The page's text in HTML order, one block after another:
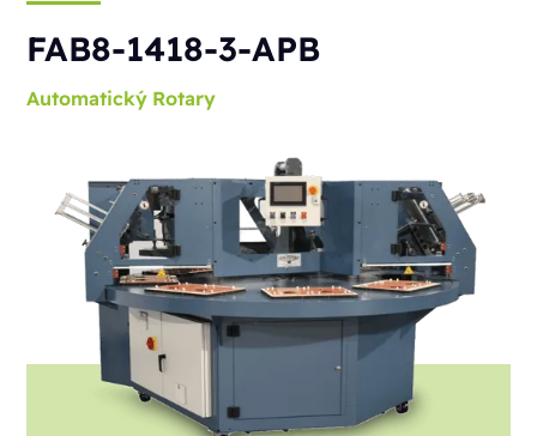
FAB8-1418-3-APB
Automatický Rotary